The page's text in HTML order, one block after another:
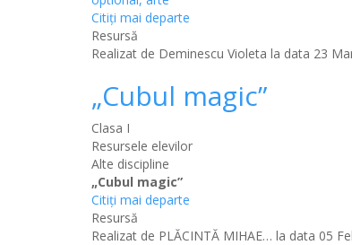
Citiţi mai departe
Resursă
Realizat de Deminescu Violeta la data 23
„Cubul magic”
Clasa I
Resursele elevilor
Alte discipline
„Cubul magic”
Citiţi mai departe
Resursă
Realizat de PLĂCINTĂ MIHAE… la data 05